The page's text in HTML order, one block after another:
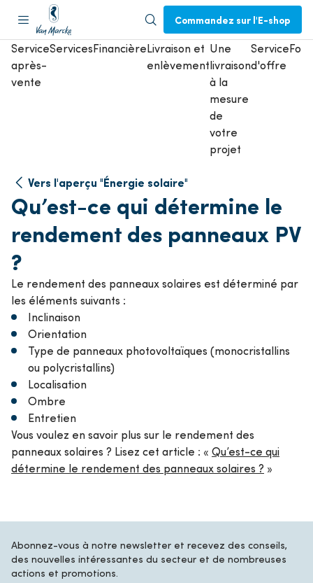
Commandez sur l'E-shop
Service
après-
vente
ServicesFinancièreLivraison et
enlèvement
Une
livraison
à la
mesure
de
votre
projet
Service
d'offre
Vers l'aperçu "Énergie solaire"
Qu’est-ce qui détermine le
rendement des panneaux PV
?
Le rendement des panneaux solaires est déterminé par
les éléments suivants :
Inclinaison
Orientation
Type de panneaux photovoltaïques (monocristallins
ou polycristallins)
Localisation
Ombre
Entretien
Vous voulez en savoir plus sur le rendement des
panneaux solaires ? Lisez cet article : « Qu’est-ce qui
détermine le rendement des panneaux solaires ? »
Abonnez-vous à notre newsletter et recevez des conseils,
des nouvelles intéressantes du secteur et de nombreuses
actions et promotions.